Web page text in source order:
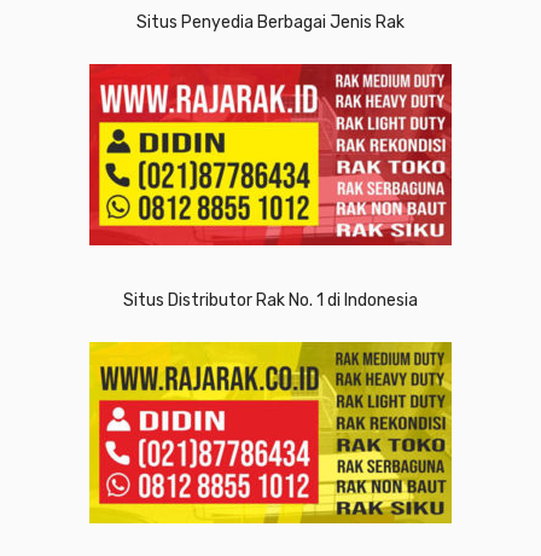
Situs Penyedia Berbagai Jenis Rak
Situs Distributor Rak No. 1 di Indonesia